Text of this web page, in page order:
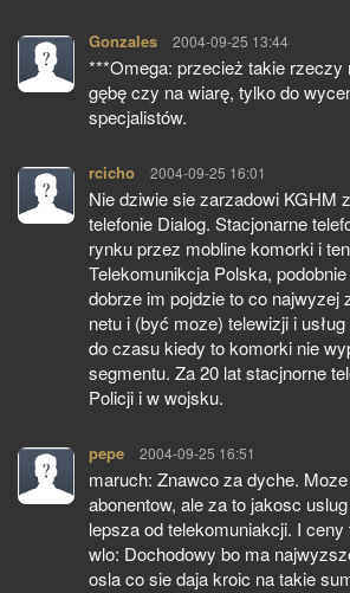
Gonzales pisze:
2004-09-25 13:44
***Omega: przecież takie rzeczy
gębę czy na wiarę, tylko do
specjalistów.
rcicho pisze:
2004-09-25 16:01
Nie dziwie sie zarzadowi KGHM
telefonie Dialog. Stacjonarne
rynku przez mobline komorki i
Telekomunikcja Polska,
dobrze im pojdzie to co najwyzej
netu i (być moze) telewizji i
do czasu kiedy to komorki nie
segmentu. Za 20 lat stacjnorne
Policji i w wojsku.
pepe pisze:
2004-09-25 16:51
maruch: Znawco za dyche.
abonentow, ale za to jakosc
lepsza od telekomuniakcji. I
wlo: Dochodowy bo ma
osla co sie daja kroic na takie